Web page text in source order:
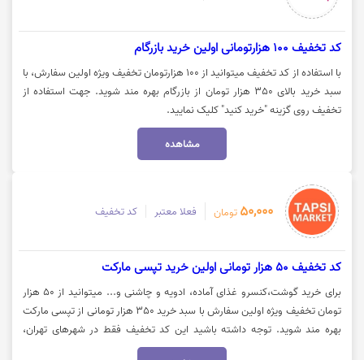
کد تخفيف 100 هزارتومانی اولین خرید بازرگام
با استفاده از کد تخفیف میتوانید از 100 هزارتومان تخفیف ویژه اولین سفارش، با
سبد خرید بالای 350 هزار تومان از بازرگام بهره مند شوید. جهت استفاده از
تخفیف روی گزینه "خرید کنید" کلیک نمایید.
مشاهده
50,000 تومان فعلا معتبر کد تخفیف
کد تخفیف 50 هزار تومانی اولین خرید تپسی مارکت
برای خرید گوشت،کنسرو غذای آماده، ادویه و چاشنی و... میتوانید از 50 هزار
تومان تخفیف ویژه اولین سفارش با سبد خرید 350 هزار تومانی از تپسی مارکت
بهره مند شوید. توجه داشته باشید این کد تخفیف فقط در شهرهای تهران،
اهواز، رشت، شیراز، اصفهان و تبریز فعال است. جهت استفاده از تخفیف روی